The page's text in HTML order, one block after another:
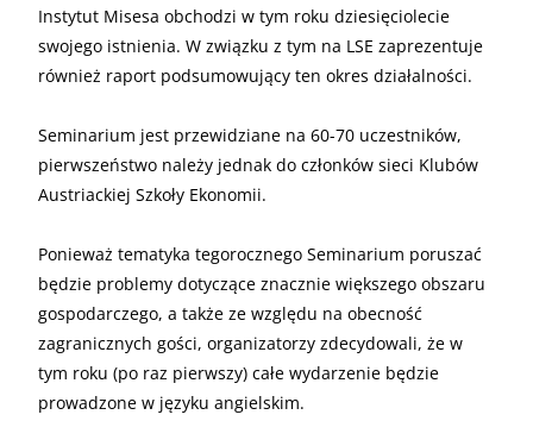
Instytut Misesa obchodzi w tym roku dziesięciolecie
swojego istnienia. W związku z tym na LSE zaprezentuje
również raport podsumowujący ten okres działalności.
Seminarium jest przewidziane na 60-70 uczestników,
pierwszeństwo należy jednak do członków sieci Klubów
Austriackiej Szkoły Ekonomii.
Ponieważ tematyka tegorocznego Seminarium poruszać
będzie problemy dotyczące znacznie większego obszaru
gospodarczego, a także ze względu na obecność
zagranicznych gości, organizatorzy zdecydowali, że w
tym roku (po raz pierwszy) całe wydarzenie będzie
prowadzone w języku angielskim.